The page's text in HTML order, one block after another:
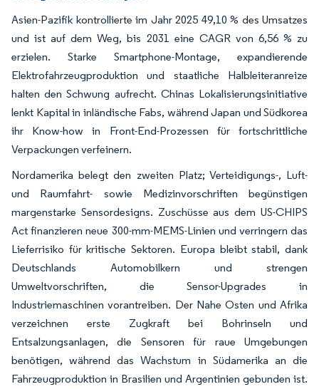
Asien-Pazifik kontrollierte im Jahr 2025 49,10 % des Umsatzes
und ist auf dem Weg, bis 2031 eine CAGR von 6,56 % zu
erzielen. Starke Smartphone-Montage, expandierende
Elektrofahrzeugproduktion und staatliche Halbleiteranreize
halten den Schwung aufrecht. Chinas Lokalisierungsinitiative
lenkt Kapital in inländische Fabs, während Japan und Südkorea
ihr Know-how in Front-End-Prozessen für fortschrittliche
Verpackungen verfeinern.
Nordamerika belegt den zweiten Platz; Verteidigungs-, Luft-
und Raumfahrt- sowie Medizinvorschriften begünstigen
margenstarke Sensordesigns. Zuschüsse aus dem US-CHIPS
Act finanzieren neue 300-mm-MEMS-Linien und verringern das
Lieferrisiko für kritische Sektoren. Europa bleibt stabil, dank
Deutschlands Automobilkern und strengen
Umweltvorschriften, die Sensor-Upgrades in
Industriemaschinen vorantreiben. Der Nahe Osten und Afrika
verzeichnen erste Zugkraft bei Bohrinseln und
Entsalzungsanlagen, die Sensoren für raue Umgebungen
benötigen, während das Wachstum in Südamerika an die
Fahrzeugproduktion in Brasilien und Argentinien gebunden ist.